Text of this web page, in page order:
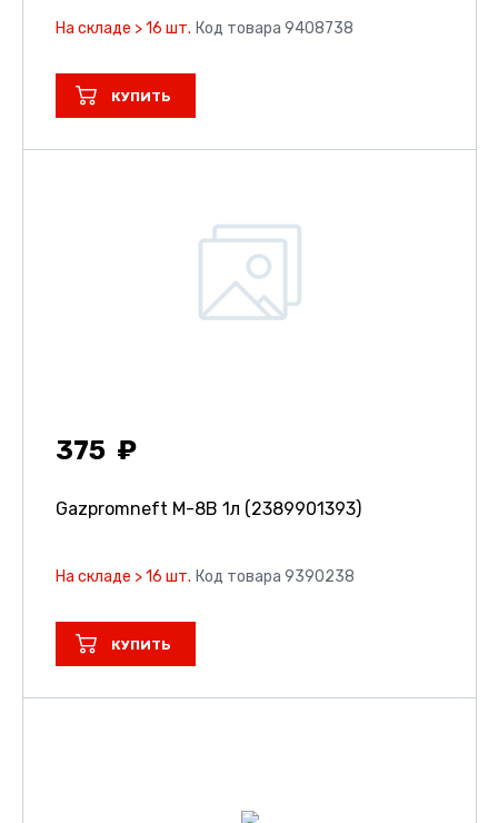
На складе > 16 шт. Код товара 9408738
КУПИТЬ
375
Gazpromneft М-8В 1л (2389901393)
На складе > 16 шт. Код товара 9390238
КУПИТЬ